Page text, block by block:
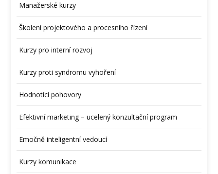
Manažerské kurzy
Školení projektového a procesního řízení
Kurzy pro interní rozvoj
Kurzy proti syndromu vyhoření
Hodnotící pohovory
Efektivní marketing – ucelený konzultační program
Emočně inteligentní vedoucí
Kurzy komunikace